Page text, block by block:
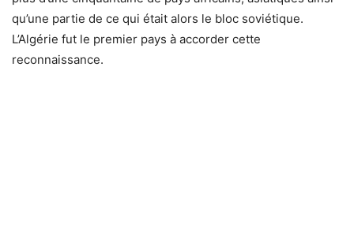
qu’une partie de ce qui était alors le bloc soviétique.
L’Algérie fut le premier pays à accorder cette
reconnaissance.